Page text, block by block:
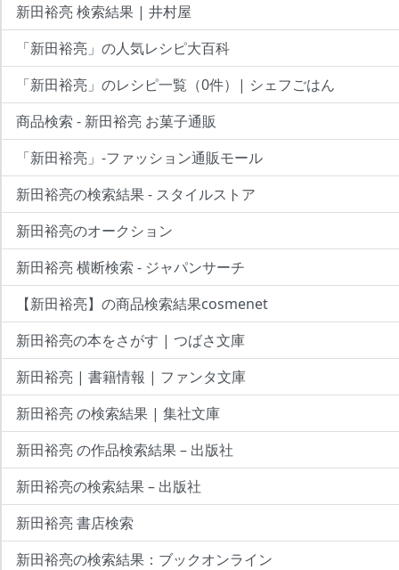
新田裕亮 検索結果 | 井村屋
「新田裕亮」の人気レシピ大百科
「新田裕亮」のレシピ一覧（0件）| シェフごはん
商品検索 - 新田裕亮 お菓子通販
「新田裕亮」-ファッション通販モール
新田裕亮の検索結果 - スタイルストア
新田裕亮のオークション
新田裕亮 横断検索 - ジャパンサーチ
【新田裕亮】の商品検索結果cosmenet
新田裕亮の本をさがす | つばさ文庫
新田裕亮 | 書籍情報 | ファンタ文庫
新田裕亮 の検索結果 | 集社文庫
新田裕亮 の作品検索結果 – 出版社
新田裕亮の検索結果 – 出版社
新田裕亮 書店検索
新田裕亮の検索結果：ブックオンライン